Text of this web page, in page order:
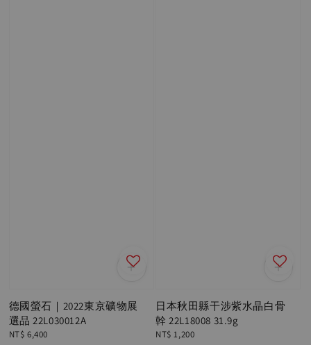
德國螢石｜2022東京礦物展
選品 22L030012A
Regular
NT$ 6,400
日本秋田縣干涉紫水晶白骨
幹 22L18008 31.9g
Regular
NT$ 1,200